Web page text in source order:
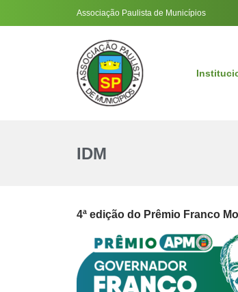
Associação Paulista de Municípios
IDM
4ª edição do Prêmio Franco